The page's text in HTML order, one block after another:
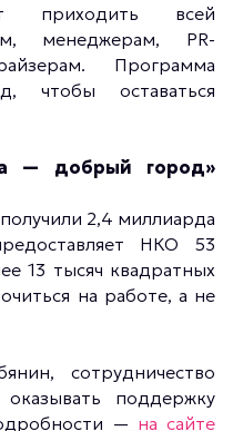
приходить всей
менеджерам, PR-
Программа
чтобы оставаться
— добрый город»
2,4 миллиарда
НКО 53
13 тысяч квадратных
на работе, а не
сотрудничество
поддержку
— на сайте